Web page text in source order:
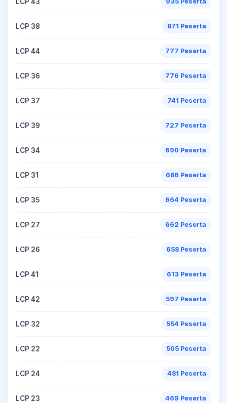
LCP 38 871 Peserta
LCP 44 777 Peserta
LCP 36 776 Peserta
LCP 37 741 Peserta
LCP 39 727 Peserta
LCP 34 690 Peserta
LCP 31 686 Peserta
LCP 35 664 Peserta
LCP 27 662 Peserta
LCP 26 658 Peserta
LCP 41 613 Peserta
LCP 42 597 Peserta
LCP 32 554 Peserta
LCP 22 505 Peserta
LCP 24 481 Peserta
LCP 23 469 Peserta